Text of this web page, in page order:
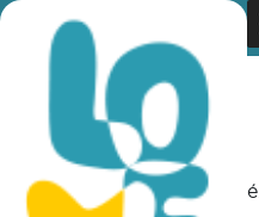
« Tous les Évènements
Cet évènement est passé.